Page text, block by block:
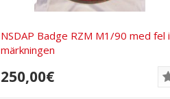
NSDAP Badge RZM M1/90 med fel i
märkningen
250,00€